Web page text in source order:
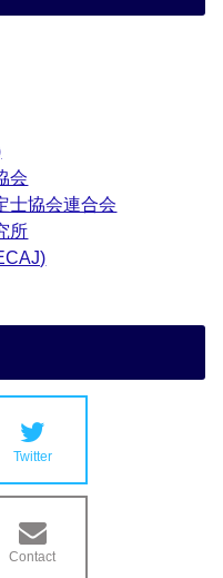
会
士協会連合会
所
Twitter
Contact